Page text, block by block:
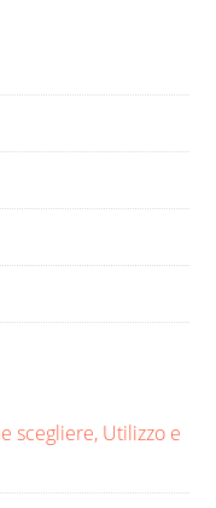
scegliere, Utilizzo e